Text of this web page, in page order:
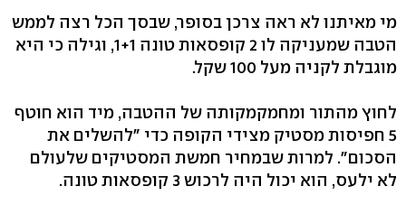
מי מאיתנו לא ראה צרכן בסופר, שבסך הכל רצה לממש
הטבה שמעניקה לו 2 קופסאות טונה 1+1, וגילה כי היא
מוגבלת לקניה מעל 100 שקל.
לחוץ מהתור ומחמקמקותה של ההטבה, מיד הוא חוטף
5 חפיסות מסטיק מצידי הקופה כדי "להשלים את
הסכום". למרות שבמחיר חמשת המסטיקים שלעולם
לא ילעס, הוא יכול היה לרכוש 3 קופסאות טונה.